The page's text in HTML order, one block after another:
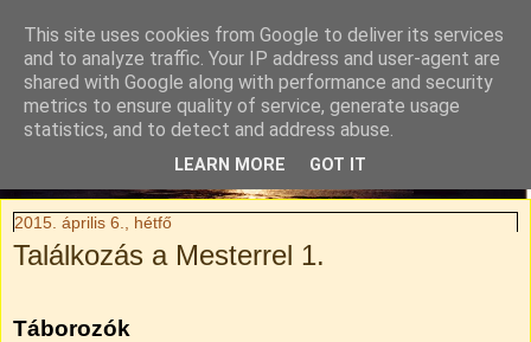
Tylli Titkai
Családi kaland-regény. Rendhagyó utazási blog.
2015. április 6., hétfő
Találkozás a Mesterrel 1.
Táborozók
This site uses cookies from Google to deliver its services
and to analyze traffic. Your IP address and user-agent are
shared with Google along with performance and security
metrics to ensure quality of service, generate usage
statistics, and to detect and address abuse.
LEARN MORE GOT IT